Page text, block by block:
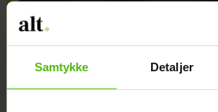
Samtykke Detaljer
jeg lide at bevæge mig,
IKKE er vægttab?
"Tænk tilbage på en god